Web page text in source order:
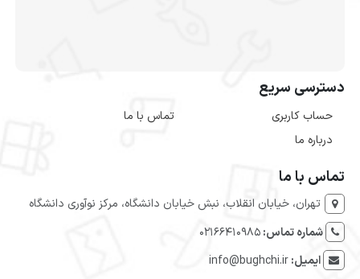
دسترسی سریع
حساب کاربری
درباره ما
تماس با ما
تماس با ما
تهران، خیابان انقلاب، نبش خیابان دانشگاه، مرکز نوآوری دانشگاه
شماره تماس:۰۲۱۶۶۴۱۰۹۸۵
ایمیل:info@bughchi.ir